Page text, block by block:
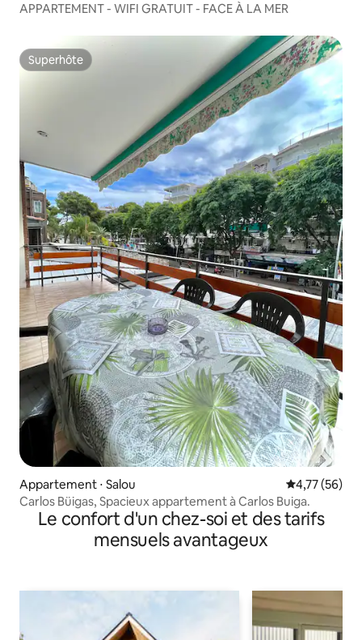
APPARTEMENT - WIFI GRATUIT - FACE À LA MER
Superhôte
Superhôte
Appartement ⋅ Salou Évaluation
4,77 (56)
Carlos Büigas, Spacieux appartement à Carlos Buiga.
Le confort d'un chez-soi et des tarifs
mensuels avantageux